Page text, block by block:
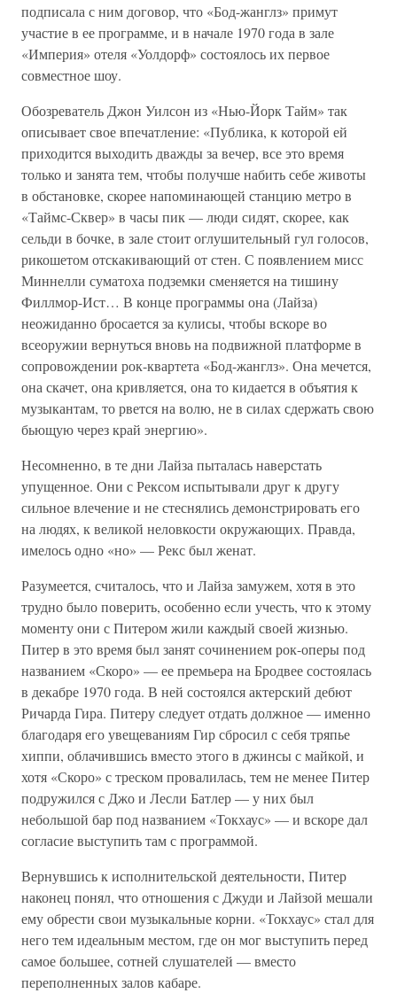
подписала с ним договор, что «Бод-жанглз» примут
участие в ее программе, и в начале 1970 года в зале
«Империя» отеля «Уолдорф» состоялось их первое
совместное шоу.
Обозреватель Джон Уилсон из «Нью-Йорк Тайм» так
описывает свое впечатление: «Публика, к которой ей
приходится выходить дважды за вечер, все это время
только и занята тем, чтобы получше набить себе животы
в обстановке, скорее напоминающей станцию метро в
«Таймс-Сквер» в часы пик — люди сидят, скорее, как
сельди в бочке, в зале стоит оглушительный гул голосов,
рикошетом отскакивающий от стен. С появлением мисс
Миннелли суматоха подземки сменяется на тишину
Филлмор-Ист… В конце программы она (Лайза)
неожиданно бросается за кулисы, чтобы вскоре во
всеоружии вернуться вновь на подвижной платформе в
сопровождении рок-квартета «Бод-жанглз». Она мечется,
она скачет, она кривляется, она то кидается в объятия к
музыкантам, то рвется на волю, не в силах сдержать свою
бьющую через край энергию».
Несомненно, в те дни Лайза пыталась наверстать
упущенное. Они с Рексом испытывали друг к другу
сильное влечение и не стеснялись демонстрировать его
на людях, к великой неловкости окружающих. Правда,
имелось одно «но» — Рекс был женат.
Разумеется, считалось, что и Лайза замужем, хотя в это
трудно было поверить, особенно если учесть, что к этому
моменту они с Питером жили каждый своей жизнью.
Питер в это время был занят сочинением рок-оперы под
названием «Скоро» — ее премьера на Бродвее состоялась
в декабре 1970 года. В ней состоялся актерский дебют
Ричарда Гира. Питеру следует отдать должное — именно
благодаря его увещеваниям Гир сбросил с себя тряпье
хиппи, облачившись вместо этого в джинсы с майкой, и
хотя «Скоро» с треском провалилась, тем не менее Питер
подружился с Джо и Лесли Батлер — у них был
небольшой бар под названием «Токхаус» — и вскоре дал
согласие выступить там с программой.
Вернувшись к исполнительской деятельности, Питер
наконец понял, что отношения с Джуди и Лайзой мешали
ему обрести свои музыкальные корни. «Токхаус» стал для
него тем идеальным местом, где он мог выступить перед
самое большее, сотней слушателей — вместо
переполненных залов кабаре.